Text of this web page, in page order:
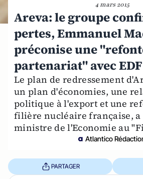
4 mars 2015
Areva: le groupe
pertes, Emmanuel
préconise une
partenariat" avec EDF
Le plan de redressement
un plan d'économies, une
politique à l'export et une
filière nucléaire française,
ministre de l'Economie au
Atlantico
PARTAGER